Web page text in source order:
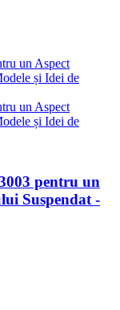
pentru un
Suspendat -